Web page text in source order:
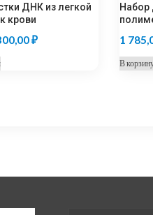
ДНК из легкой
крови
₽Диапазон
Этот
выбрать
странице
Набор
1
В